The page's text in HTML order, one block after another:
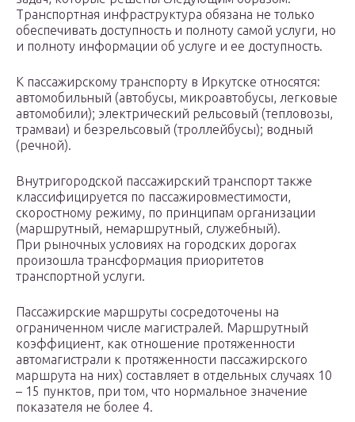
Транспортная инфраструктура обязана не только
обеспечивать доступность и полноту самой услуги, но
и полноту информации об услуге и ее доступность.
К пассажирскому транспорту в Иркутске относятся:
автомобильный (автобусы, микроавтобусы, легковые
автомобили); электрический рельсовый (тепловозы,
трамваи) и безрельсовый (троллейбусы); водный
(речной).
Внутригородской пассажирский транспорт также
классифицируется по пассажировместимости,
скоростному режиму, по принципам организации
(маршрутный, немаршрутный, служебный).
При рыночных условиях на городских дорогах
произошла трансформация приоритетов
транспортной услуги.
Пассажирские маршруты сосредоточены на
ограниченном числе магистралей. Маршрутный
коэффициент, как отношение протяженности
автомагистрали к протяженности пассажирского
маршрута на них) составляет в отдельных случаях 10
– 15 пунктов, при том, что нормальное значение
показателя не более 4.